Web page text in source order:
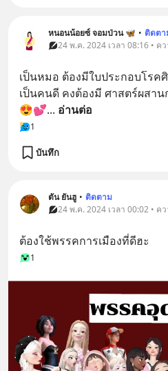
หนอนน้อยซ์ จอมป่วน 🦋 • ติดตา
24 พ.ค. 2024 เวลา 08:16 • ค
เป็นหมอ ต้องมีใบประกอบโรค
เป็นคนดี คงต้องมี ศาสตร์ผสา
😍💕... อ่านต่อ
1
บันทึก
ตัน ยันฮู • ติดตาม
24 พ.ค. 2024 เวลา 00:02 • ค
ต้องใช้พรรคการเมืองที่ดีฮะ
1